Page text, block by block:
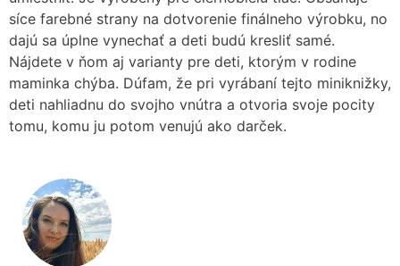
síce farebné strany na dotvorenie finálneho výrobku, no
dajú sa úplne vynechať a deti budú kresliť samé.
Nájdete v ňom aj varianty pre deti, ktorým v rodine
maminka chýba. Dúfam, že pri vyrábaní tejto miniknižky,
deti nahliadnu do svojho vnútra a otvoria svoje pocity
tomu, komu ju potom venujú ako darček.